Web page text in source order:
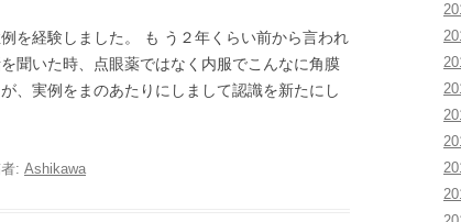
を経験しました。 も う２年くらい前から言われ
聞いた時、点眼薬ではなく内服でこんなに角膜
、実例をまのあたりにしまして認識を新たにし
: Ashikawa